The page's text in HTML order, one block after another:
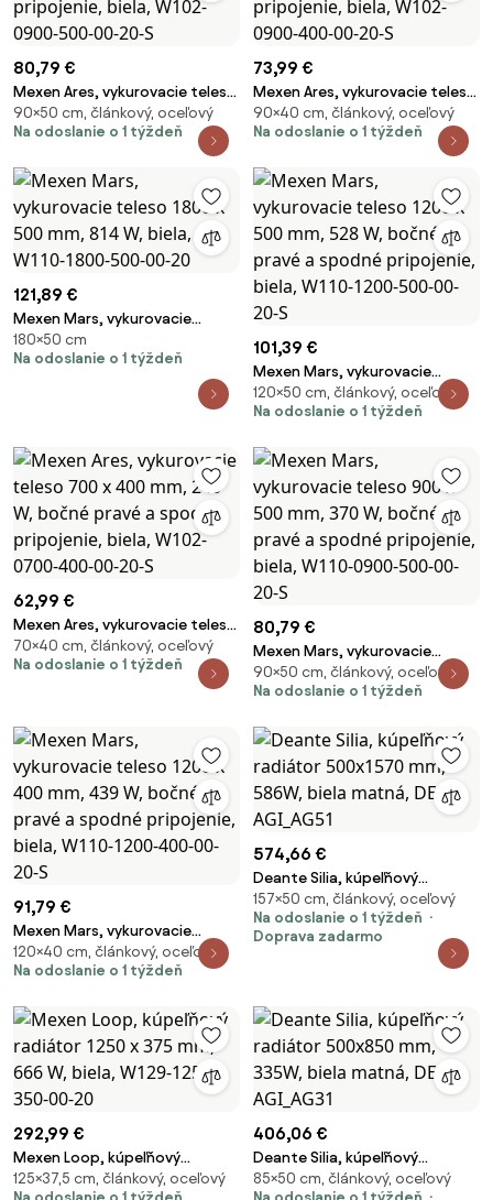
80,79 €
Mexen Ares, vykurovacie teleso
900 x 500 mm, 372 W, bočné
pravé a spodné pripojenie,
biela, W102-0900-500-00-20-S
90×50 cm, článkový, oceľový
Na odoslanie o 1 týždeň
73,99 €
Mexen Ares, vykurovacie teleso
900 x 400 mm, 312 W, bočné
pravé a spodné pripojenie,
biela, W102-0900-400-00-20-
S
90×40 cm, článkový, oceľový
Na odoslanie o 1 týždeň
121,89 €
Mexen Mars, vykurovacie
teleso 1800 x 500 mm, 814 W,
biela, W110-1800-500-00-20
180×50 cm
Na odoslanie o 1 týždeň
101,39 €
Mexen Mars, vykurovacie
teleso 1200 x 500 mm, 528 W,
bočné pravé a spodné
500-00-20-S
120×50 cm, článkový, oceľový
Na odoslanie o 1 týždeň
62,99 €
Mexen Ares, vykurovacie teleso
700 x 400 mm, 240 W, bočné
pravé a spodné pripojenie,
biela, W102-0700-400-00-20-
70×40 cm, článkový, oceľový
Na odoslanie o 1 týždeň
80,79 €
Mexen Mars, vykurovacie
teleso 900 x 500 mm, 370 W,
bočné pravé a spodné
500-00-20-S
90×50 cm, článkový, oceľový
Na odoslanie o 1 týždeň
91,79 €
Mexen Mars, vykurovacie
teleso 1200 x 400 mm, 439 W,
bočné pravé a spodné
400-00-20-S
120×40 cm, článkový, oceľový
Na odoslanie o 1 týždeň
574,66 €
Deante Silia, kúpeľňový
radiátor 500x1570 mm, 586W,
biela matná, DEA-AGI_AG51
157×50 cm, článkový, oceľový
Na odoslanie o 1 týždeň
Doprava zadarmo
292,99 €
Mexen Loop, kúpeľňový
radiátor 1250 x 375 mm, 666 W,
125×37,5 cm, článkový, oceľový
406,06 €
Deante Silia, kúpeľňový
radiátor 500x850 mm, 335W,
85×50 cm, článkový, oceľový